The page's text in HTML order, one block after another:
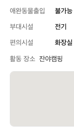
애완동물출입
불가능
부대시설
전기
편의시설
화장실
활동 장소 잔야캠핑